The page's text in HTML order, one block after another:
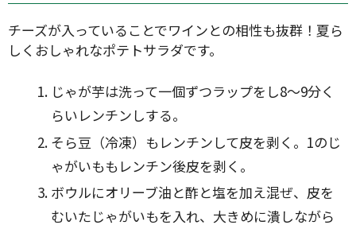
チーズが入っていることでワインとの相性も抜群！夏ら
しくおしゃれなポテトサラダです。
じゃが芋は洗って一個ずつラップをし8〜9分く
らいレンチンしする。
そら豆（冷凍）もレンチンして皮を剥く。1のじ
ゃがいももレンチン後皮を剥く。
ボウルにオリーブ油と酢と塩を加え混ぜ、皮を
むいたじゃがいもを入れ、大きめに潰しながら